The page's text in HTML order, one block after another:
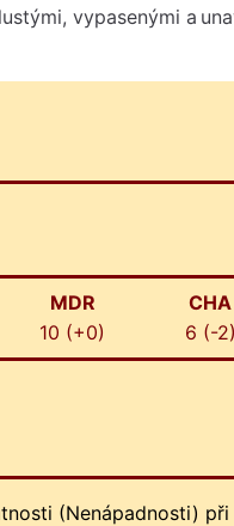
vypasenými a
MDR
10 (+0)
CHA
6 (-2)
(Nenápadnosti) při